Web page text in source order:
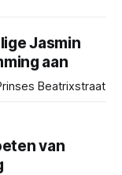
Jasmin
aan
Beatrixstraat
van